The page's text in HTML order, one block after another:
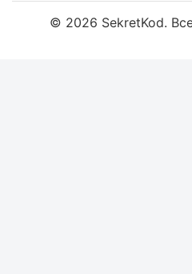
© 2026 SekretKod.